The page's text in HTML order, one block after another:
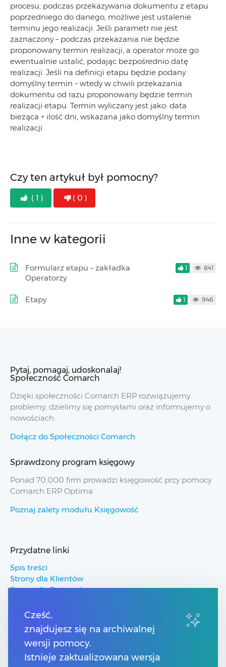
procesu, podczas przekazywania dokumentu z etapu
poprzedniego do danego, możliwe jest ustalenie
terminu jego realizacji. Jeśli parametr nie jest
zaznaczony – podczas przekazania nie będzie
proponowany termin realizacji, a operator może go
ewentualnie ustalić, podając bezpośrednio datę
realizacji. Jeśli na definicji etapu będzie podany
domyślny termin – wtedy w chwili przekazania
dokumentu od razu proponowany będzie termin
realizacji etapu. Termin wyliczany jest jako: data
bieżąca + ilość dni, wskazana jako domyślny termin
realizacji.
Czy ten artykuł był pomocny?
( 1 ) ( 0 )
Inne w kategorii
Formularz etapu – zakładka
Operatorzy
1 841
Etapy 1 946
Pytaj, pomagaj, udoskonalaj!
Społeczność Comarch
Dzięki społeczności Comarch ERP rozwiązujemy
problemy, dzielimy się pomysłami oraz informujemy o
nowościach.
Dołącz do Społeczności Comarch
Sprawdzony program księgowy
Ponad 70,000 firm prowadzi księgowość przy pomocy
Comarch ERP Optima
Poznaj zalety modułu Księgowość
Przydatne linki
Spis treści
Strony dla Klientów
Strony dla Partnerów
Pomoc Comarch Betterfly
Pomoc Comarch e-Sklep
Pomoc Comarch HRM
Kontakt
Cześć,
znajdujesz się na archiwalnej
wersji pomocy.
Istnieje zaktualizowana wersja